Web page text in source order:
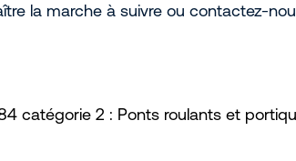
la marche à suivre ou contactez-
catégorie 2 : Ponts roulants et